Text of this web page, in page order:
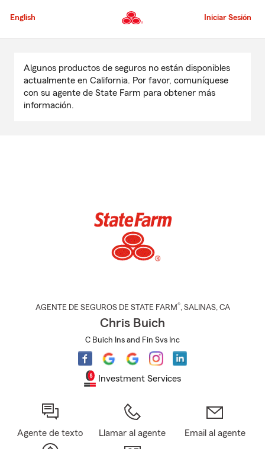
al
principal
English Iniciar Sesión
contenido
principal
Algunos productos de seguros no están disponibles
actualmente en California. Por favor, comuníquese
con su agente de State Farm para obtener más
información.
AGENTE DE SEGUROS DE STATE FARM®, SALINAS, CA
Chris Buich
C Buich Ins and Fin Svs Inc
Investment Services
Agente de texto Llamar al agente Email al agente